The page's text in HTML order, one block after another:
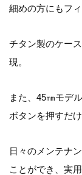
細めの方にもフ
チタン製のケー
現。
また、45㎜モデ
ボタンを押すだ
日々のメンテナ
ことができ、実